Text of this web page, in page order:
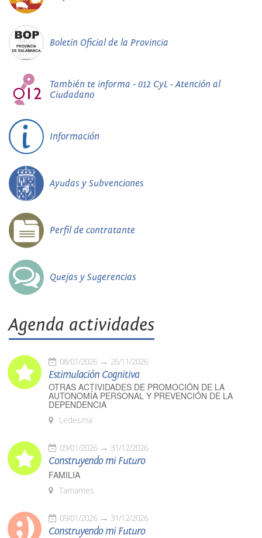
Boletín Oficial de la Provincia
También te informa - 012 CyL - Atención al
Ciudadano
Información
Ayudas y Subvenciones
Perfil de contratante
Quejas y Sugerencias
Agenda actividades
08/01/2026 26/11/2026
Estimulación Cognitiva
OTRAS ACTIVIDADES DE PROMOCIÓN DE LA
AUTONOMÍA PERSONAL Y PREVENCIÓN DE LA
DEPENDENCIA
Ledesma
09/01/2026 31/12/2026
Construyendo mi Futuro
FAMILIA
Tamames
09/01/2026 31/12/2026
Construyendo mi Futuro